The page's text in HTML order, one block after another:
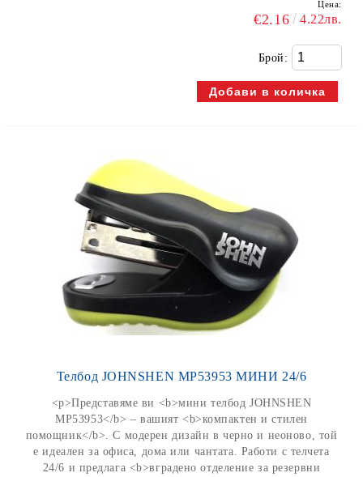
Цена:
€2.16 4.22лв.
Брой:
Телбод JOHNSHEN MP53953 МИНИ 24/6
<p>Представяме ви <b>мини телбод JOHNSHEN
MP53953</b> – вашият <b>компактен и стилен
помощник</b>. С модерен дизайн в черно и неоново, той
е идеален за офиса, дома или чантата. Работи с телчета
24/6 и предлага <b>вградено отделение за резервни